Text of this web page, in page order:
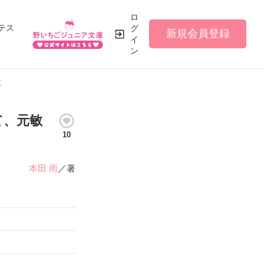
ス
ロ
グ
イ
ン
新規会員登録
元敏
10
本田 雨／著